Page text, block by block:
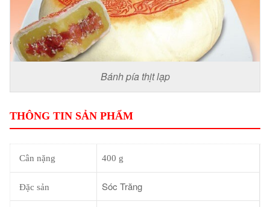
Bánh pía thịt lạp
THÔNG TIN SẢN PHẨM
Cân nặng 400 g
Đặc sản Sóc Trăng